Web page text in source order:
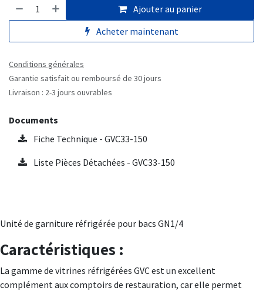
Ajouter au panier
Acheter maintenant
Conditions générales
Garantie satisfait ou remboursé de 30 jours
Livraison : 2-3 jours ouvrables
Documents
Fiche Technique - GVC33-150
Liste Pièces Détachées - GVC33-150
Unité de garniture réfrigérée pour bacs GN1/4
Caractéristiques :
La gamme de vitrines réfrigérées GVC est un excellent
complément aux comptoirs de restauration, car elle permet